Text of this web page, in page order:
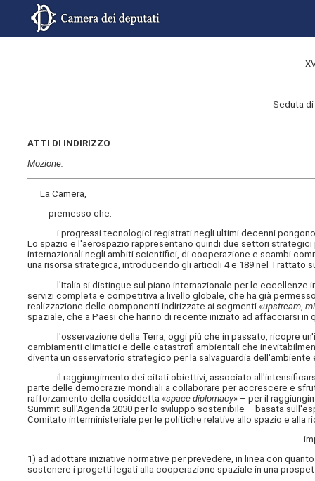
Seduta di
ATTI DI INDIRIZZO
Mozione:
La Camera,
premesso che:
i progressi tecnologici registrati negli ultimi decenni pongono
Lo spazio e l'aerospazio rappresentano quindi due settori
internazionali negli ambiti scientifici, di cooperazione e scambi
una risorsa strategica, introducendo gli articoli 4 e 189 nel Trattato
l'Italia si distingue sul piano internazionale per le eccellenze
servizi completa e competitiva a livello globale, che ha già
realizzazione delle componenti indirizzate ai segmenti «upstream
spaziale, che a Paesi che hanno di recente iniziato ad affacciarsi
l'osservazione della Terra, oggi più che in passato, ricopre
cambiamenti climatici e delle catastrofi ambientali che
diventa un osservatorio strategico per la salvaguardia
il raggiungimento dei citati obiettivi, associato all'intensificarsi
parte delle democrazie mondiali a collaborare per accrescere e
rafforzamento della cosiddetta «space diplomacy» – per il
Summit sull'Agenda 2030 per lo sviluppo sostenibile – basata
Comitato interministeriale per le politiche relative allo spazio e alla
1) ad adottare iniziative normative per prevedere, in linea con
sostenere i progetti legati alla cooperazione spaziale in una